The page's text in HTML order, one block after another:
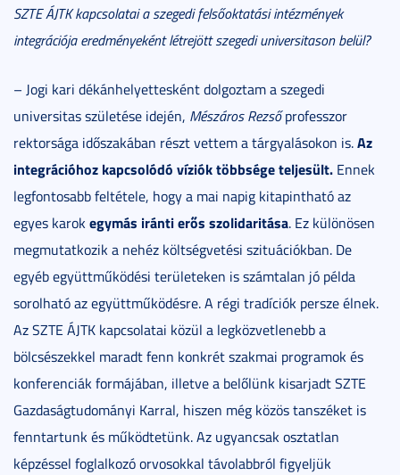
SZTE ÁJTK kapcsolatai a szegedi felsőoktatási intézmények
integrációja eredményeként létrejött szegedi universitason belül?
– Jogi kari dékánhelyettesként dolgoztam a szegedi
universitas születése idején, Mészáros Rezsőprofesszor
rektorsága időszakában részt vettem a tárgyalásokon is.Az
integrációhoz kapcsolódó víziók többsége teljesült. Ennek
legfontosabb feltétele, hogy a mai napig kitapintható az
egyes karokegymás iránti erős szolidaritása. Ez különösen
megmutatkozik a nehéz költségvetési szituációkban. De
egyéb együttműködési területeken is számtalan jó példa
sorolható az együttműködésre. A régi tradíciók persze élnek.
Az SZTE ÁJTK kapcsolatai közül a legközvetlenebb a
bölcsészekkel maradt fenn konkrét szakmai programok és
konferenciák formájában, illetve a belőlünk kisarjadt SZTE
Gazdaságtudományi Karral, hiszen még közös tanszéket is
fenntartunk és működtetünk. Az ugyancsak osztatlan
képzéssel foglalkozó orvosokkal távolabbról figyeljük